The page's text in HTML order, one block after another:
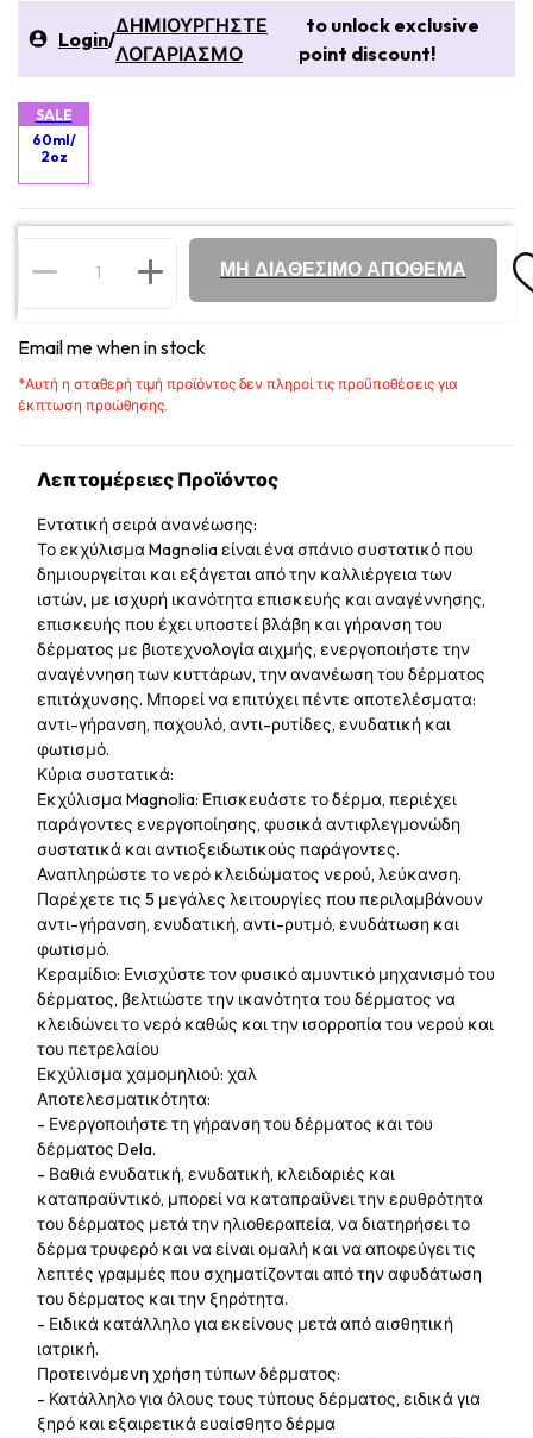
Login/
ΔΗΜΙΟΥΡΓΗΣΤΕ
ΛΟΓΑΡΙΑΣΜΟ
to unlock exclusive
point discount!
SALE
60ml/
2oz
ΜΗ ΔΙΑΘΕΣΙΜΟ ΑΠΟΘΕΜΑ
Email me when in stock
*Αυτή η σταθερή τιμή προϊόντος δεν πληροί τις προϋποθέσεις για
έκπτωση προώθησης.
Λεπτομέρειες Προϊόντος
Εντατική σειρά ανανέωσης:
Το εκχύλισμα Magnolia είναι ένα σπάνιο συστατικό που
δημιουργείται και εξάγεται από την καλλιέργεια των
ιστών, με ισχυρή ικανότητα επισκευής και αναγέννησης,
επισκευής που έχει υποστεί βλάβη και γήρανση του
δέρματος με βιοτεχνολογία αιχμής, ενεργοποιήστε την
αναγέννηση των κυττάρων, την ανανέωση του δέρματος
επιτάχυνσης. Μπορεί να επιτύχει πέντε αποτελέσματα:
αντι-γήρανση, παχουλό, αντι-ρυτίδες, ενυδατική και
φωτισμό.
Κύρια συστατικά:
Εκχύλισμα Magnolia: Επισκευάστε το δέρμα, περιέχει
παράγοντες ενεργοποίησης, φυσικά αντιφλεγμονώδη
συστατικά και αντιοξειδωτικούς παράγοντες.
Αναπληρώστε το νερό κλειδώματος νερού, λεύκανση.
Παρέχετε τις 5 μεγάλες λειτουργίες που περιλαμβάνουν
αντι-γήρανση, ενυδατική, αντι-ρυτμό, ενυδάτωση και
φωτισμό.
Κεραμίδιο: Ενισχύστε τον φυσικό αμυντικό μηχανισμό του
δέρματος, βελτιώστε την ικανότητα του δέρματος να
κλειδώνει το νερό καθώς και την ισορροπία του νερού και
του πετρελαίου
Εκχύλισμα χαμομηλιού: χαλ
Αποτελεσματικότητα:
- Ενεργοποιήστε τη γήρανση του δέρματος και του
δέρματος Dela.
- Βαθιά ενυδατική, ενυδατική, κλειδαριές και
καταπραϋντικό, μπορεί να καταπραΰνει την ερυθρότητα
του δέρματος μετά την ηλιοθεραπεία, να διατηρήσει το
δέρμα τρυφερό και να είναι ομαλή και να αποφεύγει τις
λεπτές γραμμές που σχηματίζονται από την αφυδάτωση
του δέρματος και την ξηρότητα.
- Ειδικά κατάλληλο για εκείνους μετά από αισθητική
ιατρική.
Προτεινόμενη χρήση τύπων δέρματος:
- Κατάλληλο για όλους τους τύπους δέρματος, ειδικά για
ξηρό και εξαιρετικά ευαίσθητο δέρμα